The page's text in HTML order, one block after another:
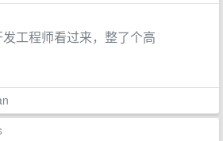
工程师看过来，整了个高